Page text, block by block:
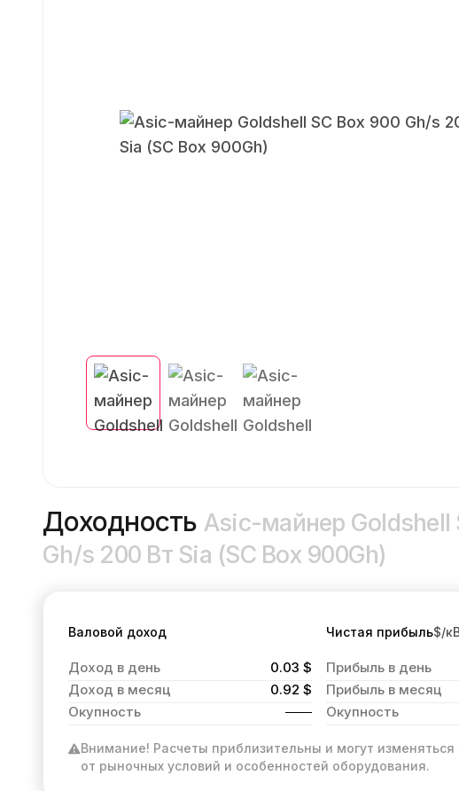
Доходность Asic-майнер Goldshell
Gh/s 200 Вт Sia (SC Box 900Gh)
Валовой доход
Доход в день
0.03 $
Доход в месяц
0.92 $
Окупность
Чистая прибыль$/
Прибыль в день
Прибыль в месяц
Окупность
Внимание! Расчеты приблизительны и могут изменяться
от рыночных условий и особенностей оборудования.